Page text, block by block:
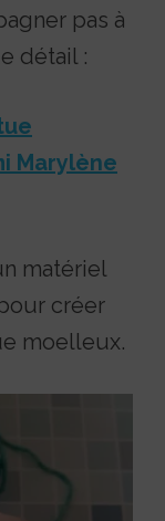
pas à
détail :
Marylène
matériel
créer
moelleux.